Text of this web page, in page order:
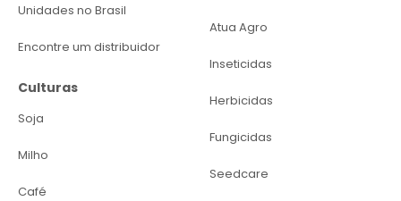
Unidades no Brasil
Encontre um distribuidor
Culturas
Soja
Milho
Café
Atua Agro
Inseticidas
Herbicidas
Fungicidas
Seedcare